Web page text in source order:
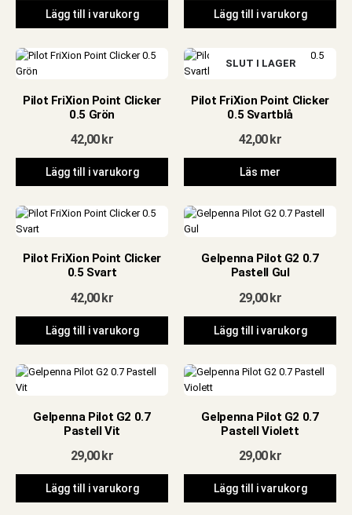
Lägg till i varukorg Lägg till i varukorg
Pilot FriXion Point Clicker
0.5 Grön
42,00kr
Lägg till i varukorg
SLUT I LAGER
Pilot FriXion Point Clicker
0.5 Svartblå
42,00kr
Läs mer
Pilot FriXion Point Clicker
0.5 Svart
42,00kr
Lägg till i varukorg
Gelpenna Pilot G2 0.7
Pastell Gul
29,00kr
Lägg till i varukorg
Gelpenna Pilot G2 0.7
Pastell Vit
29,00kr
Lägg till i varukorg
Gelpenna Pilot G2 0.7
Pastell Violett
29,00kr
Lägg till i varukorg